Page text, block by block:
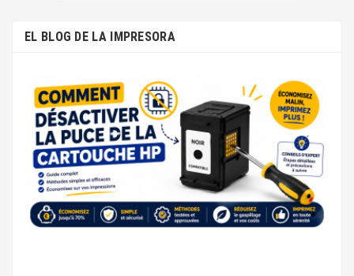
EL BLOG DE LA IMPRESORA